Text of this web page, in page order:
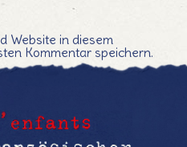
Website in diesem
Kommentar speichern.